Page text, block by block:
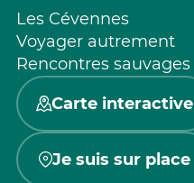
Les Cévennes
Voyager autrement
Rencontres sauvages
Carte interactive
Je suis sur place